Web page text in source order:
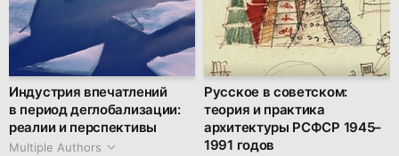
Индустрия впечатлений
в период деглобализации:
реалии и перспективы
Multiple Authors
Русское в советском:
теория и практика
архитектуры РСФСР 1945–
1991 годов